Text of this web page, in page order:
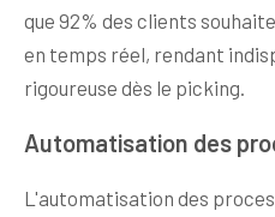
que 92% des clients
en temps réel, rendant
rigoureuse dès le picking.
Automatisation des
L'automatisation des